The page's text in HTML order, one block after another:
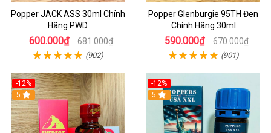
Popper JACK ASS 30ml Chính
Hãng PWD
600.000₫ 681.000₫
(902)
Popper Glenburgie 95TH Đen
Chính Hãng 30ml
590.000₫ 670.000₫
(901)
-12%
5
-12%
5